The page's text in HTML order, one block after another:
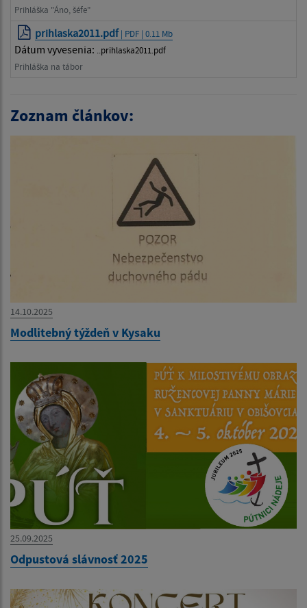
Prihláška "Áno, šéfe"
prihlaska2011.pdf | PDF | 0.11 Mb
Dátum vyvesenia:
..prihlaska2011.pdf
Prihláška na tábor
Zoznam článkov:
14.10.2025
Modlitebný týždeň v Kysaku
25.09.2025
Odpustová slávnosť 2025